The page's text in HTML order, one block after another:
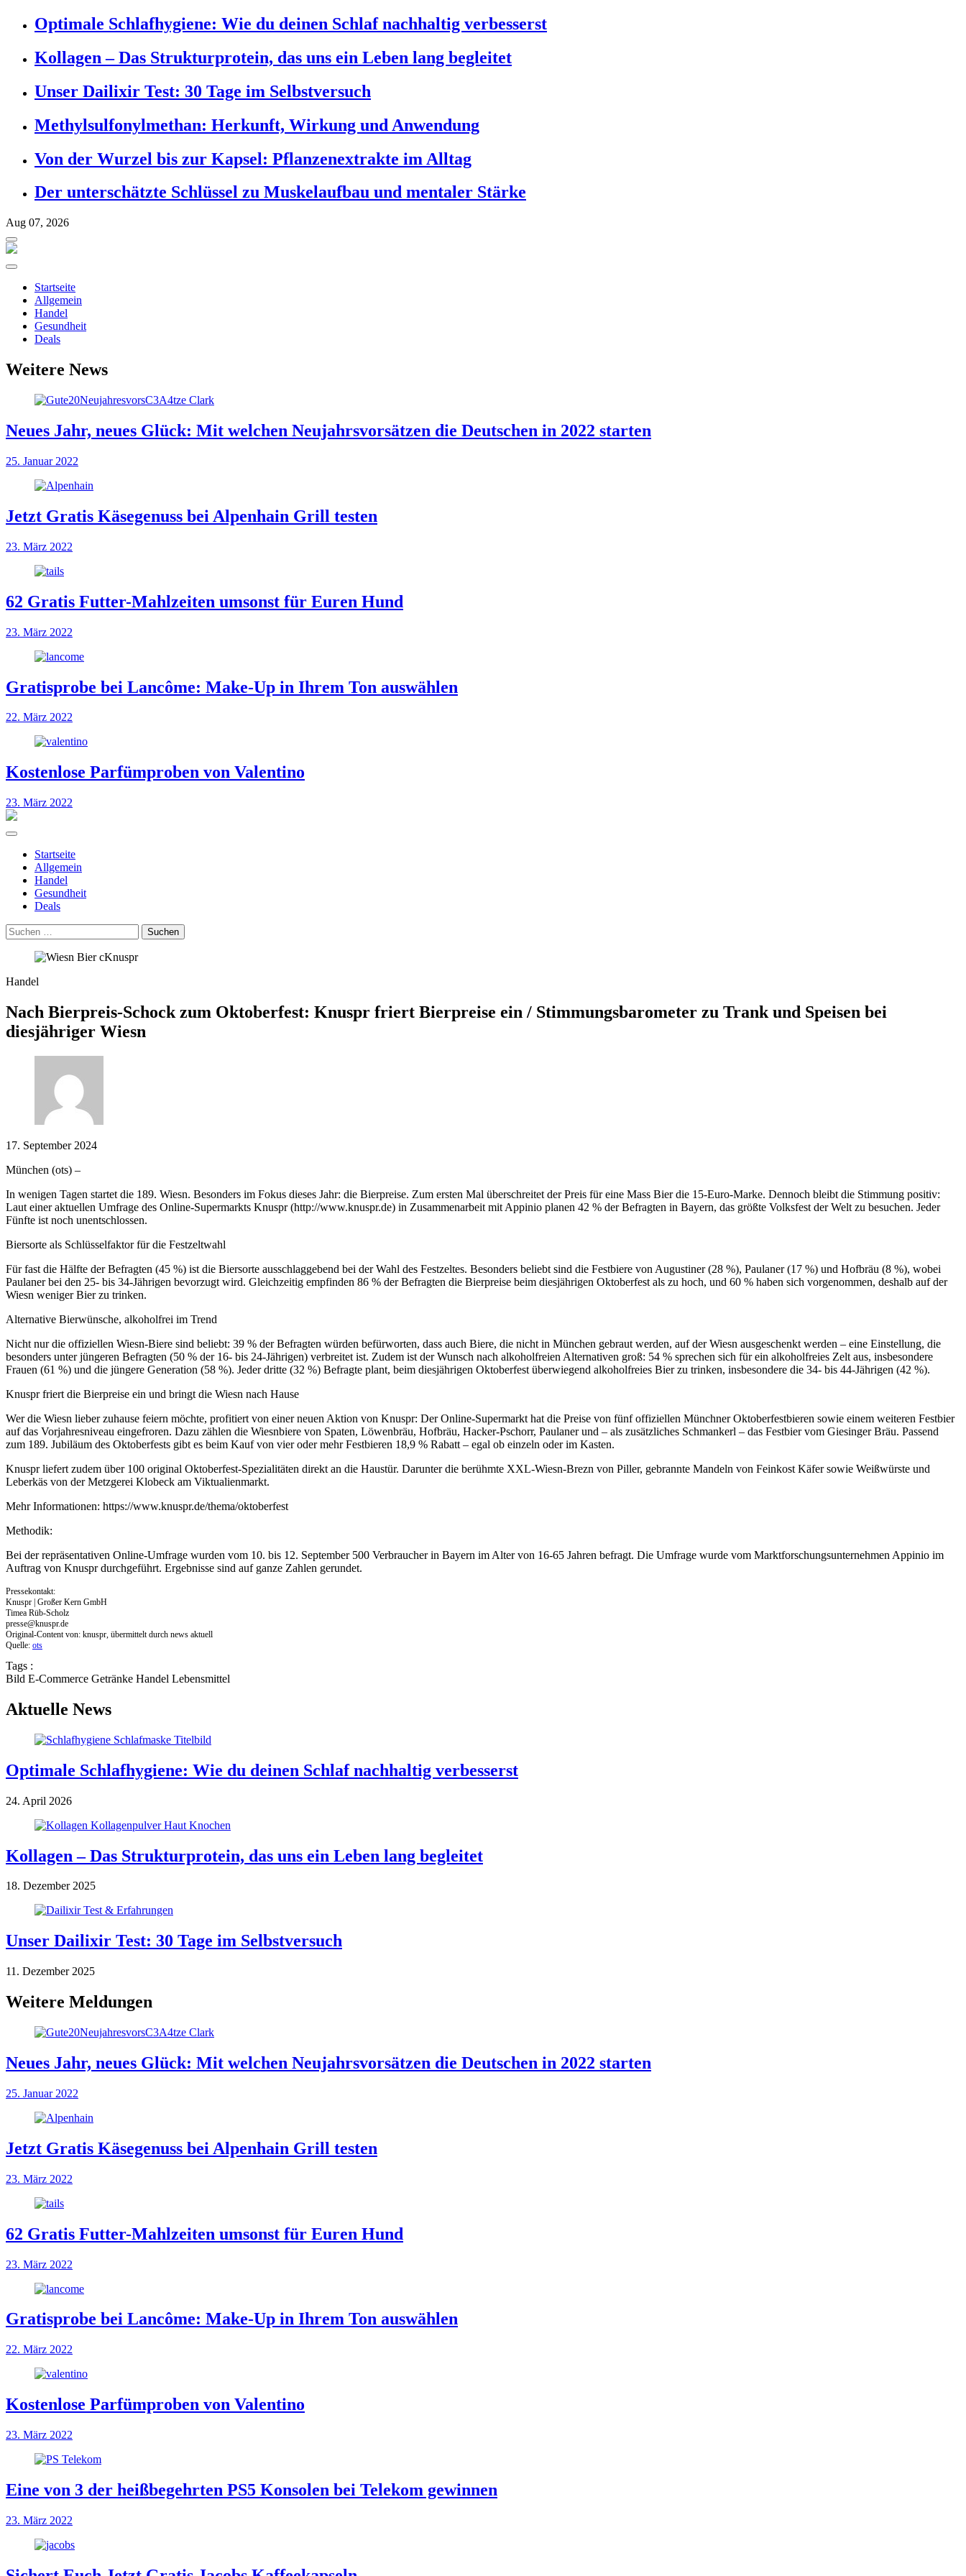
Optimale Schlafhygiene: Wie du deinen Schlaf nachhaltig verbesserst
Kollagen – Das Strukturprotein, das uns ein Leben lang begleitet
Unser Dailixir Test: 30 Tage im Selbstversuch
Methylsulfonylmethan: Herkunft, Wirkung und Anwendung
Von der Wurzel bis zur Kapsel: Pflanzenextrakte im Alltag
Der unterschätzte Schlüssel zu Muskelaufbau und mentaler Stärke
Aug 07, 2026
Startseite
Allgemein
Handel
Gesundheit
Deals
Weitere News
Neues Jahr, neues Glück: Mit welchen Neujahrsvorsätzen die Deutschen in 2022 starten
25. Januar 2022
Jetzt Gratis Käsegenuss bei Alpenhain Grill testen
23. März 2022
62 Gratis Futter-Mahlzeiten umsonst für Euren Hund
23. März 2022
Gratisprobe bei Lancôme: Make-Up in Ihrem Ton auswählen
22. März 2022
Kostenlose Parfümproben von Valentino
23. März 2022
Startseite
Allgemein
Handel
Gesundheit
Deals
Suchen
nach:
Handel
Nach Bierpreis-Schock zum Oktoberfest: Knuspr friert Bierpreise ein / Stimmungsbarometer zu Trank und Speisen bei
diesjähriger Wiesn
17. September 2024
München (ots) –
In wenigen Tagen startet die 189. Wiesn. Besonders im Fokus dieses Jahr: die Bierpreise. Zum ersten Mal überschreitet der Preis für eine Mass Bier die 15-Euro-Marke. Dennoch bleibt die Stimmung positiv:
Laut einer aktuellen Umfrage des Online-Supermarkts Knuspr (http://www.knuspr.de) in Zusammenarbeit mit Appinio planen 42 % der Befragten in Bayern, das größte Volksfest der Welt zu besuchen. Jeder
Fünfte ist noch unentschlossen.
Biersorte als Schlüsselfaktor für die Festzeltwahl
Für fast die Hälfte der Befragten (45 %) ist die Biersorte ausschlaggebend bei der Wahl des Festzeltes. Besonders beliebt sind die Festbiere von Augustiner (28 %), Paulaner (17 %) und Hofbräu (8 %), wobei
Paulaner bei den 25- bis 34-Jährigen bevorzugt wird. Gleichzeitig empfinden 86 % der Befragten die Bierpreise beim diesjährigen Oktoberfest als zu hoch, und 60 % haben sich vorgenommen, deshalb auf der
Wiesn weniger Bier zu trinken.
Alternative Bierwünsche, alkoholfrei im Trend
Nicht nur die offiziellen Wiesn-Biere sind beliebt: 39 % der Befragten würden befürworten, dass auch Biere, die nicht in München gebraut werden, auf der Wiesn ausgeschenkt werden – eine Einstellung, die
besonders unter jüngeren Befragten (50 % der 16- bis 24-Jährigen) verbreitet ist. Zudem ist der Wunsch nach alkoholfreien Alternativen groß: 54 % sprechen sich für ein alkoholfreies Zelt aus, insbesondere
Frauen (61 %) und die jüngere Generation (58 %). Jeder dritte (32 %) Befragte plant, beim diesjährigen Oktoberfest überwiegend alkoholfreies Bier zu trinken, insbesondere die 34- bis 44-Jährigen (42 %).
Knuspr friert die Bierpreise ein und bringt die Wiesn nach Hause
Wer die Wiesn lieber zuhause feiern möchte, profitiert von einer neuen Aktion von Knuspr: Der Online-Supermarkt hat die Preise von fünf offiziellen Münchner Oktoberfestbieren sowie einem weiteren Festbier
auf das Vorjahresniveau eingefroren. Dazu zählen die Wiesnbiere von Spaten, Löwenbräu, Hofbräu, Hacker-Pschorr, Paulaner und – als zusätzliches Schmankerl – das Festbier vom Giesinger Bräu. Passend
zum 189. Jubiläum des Oktoberfests gibt es beim Kauf von vier oder mehr Festbieren 18,9 % Rabatt – egal ob einzeln oder im Kasten.
Knuspr liefert zudem über 100 original Oktoberfest-Spezialitäten direkt an die Haustür. Darunter die berühmte XXL-Wiesn-Brezn von Piller, gebrannte Mandeln von Feinkost Käfer sowie Weißwürste und
Leberkäs von der Metzgerei Klobeck am Viktualienmarkt.
Mehr Informationen: https://www.knuspr.de/thema/oktoberfest
Methodik:
Bei der repräsentativen Online-Umfrage wurden vom 10. bis 12. September 500 Verbraucher in Bayern im Alter von 16-65 Jahren befragt. Die Umfrage wurde vom Marktforschungsunternehmen Appinio im
Auftrag von Knuspr durchgeführt. Ergebnisse sind auf ganze Zahlen gerundet.
Pressekontakt:
Knuspr | Großer Kern GmbH
Timea Rüb-Scholz
presse@knuspr.de
Original-Content von: knuspr, übermittelt durch news aktuell
Quelle: ots
Tags :
Bild E-Commerce Getränke Handel Lebensmittel
Aktuelle News
Optimale Schlafhygiene: Wie du deinen Schlaf nachhaltig verbesserst
24. April 2026
Kollagen – Das Strukturprotein, das uns ein Leben lang begleitet
18. Dezember 2025
Unser Dailixir Test: 30 Tage im Selbstversuch
11. Dezember 2025
Weitere Meldungen
Neues Jahr, neues Glück: Mit welchen Neujahrsvorsätzen die Deutschen in 2022 starten
25. Januar 2022
Jetzt Gratis Käsegenuss bei Alpenhain Grill testen
23. März 2022
62 Gratis Futter-Mahlzeiten umsonst für Euren Hund
23. März 2022
Gratisprobe bei Lancôme: Make-Up in Ihrem Ton auswählen
22. März 2022
Kostenlose Parfümproben von Valentino
23. März 2022
Eine von 3 der heißbegehrten PS5 Konsolen bei Telekom gewinnen
23. März 2022